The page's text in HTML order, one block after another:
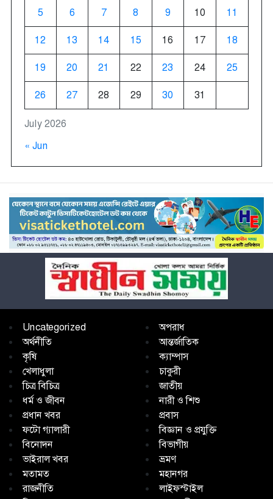
July 2026
5 6 7 8 9 10 11
12 13 14 15 16 17 18
19 20 21 22 23 24 25
26 27 28 29 30 31
« Jun
Uncategorized
অপরাধ
অর্থনীতি
আন্তর্জাতিক
কৃষি
ক্যাম্পাস
খেলাধুলা
চাকুরী
চিত্র বিচিত্র
জাতীয়
ধর্ম ও জীবন
নারী ও শিশু
প্রধান খবর
প্রবাস
ফটো গ্যালারী
বিজ্ঞান ও প্রযুক্তি
বিনোদন
বিভাগীয়
ভাইরাল খবর
ভ্রমণ
মতামত
মহানগর
রাজনীতি
লাইফস্টাইল